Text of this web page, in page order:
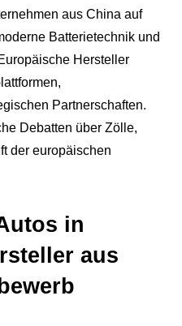
aus China auf
Batterietechnik und
Hersteller
Partnerschaften.
Debatten über Zölle,
der europäischen
in
aus